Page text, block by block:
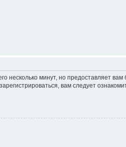
несколько минут, но предоставляет
вам следует